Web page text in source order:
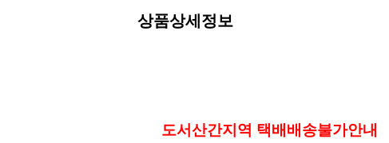
상품상세정보
도서산간지역 택배배송불가안내